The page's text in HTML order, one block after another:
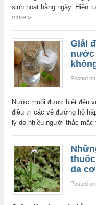
sinh hoạt hằng ngày. Hiện
more »
Giải
nước
Posted on
Nước muối được biết đến
điều trị các về đường hô
lý do nhiều người thắc
da
Posted on